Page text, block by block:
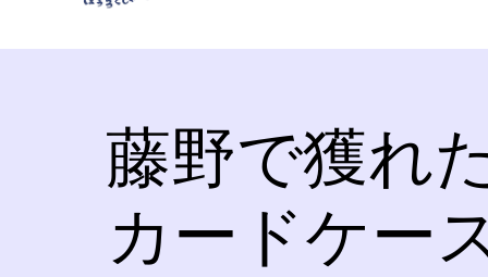
藤野で獲れ
カードケー